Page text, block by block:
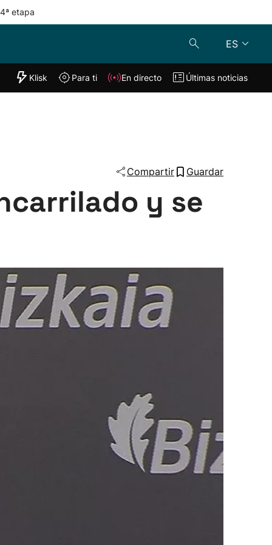
etapa
ES
"Helmuga"
Klisk En directo
Klisk Para ti En directo Últimas noticias
Compartir Guardar
y se